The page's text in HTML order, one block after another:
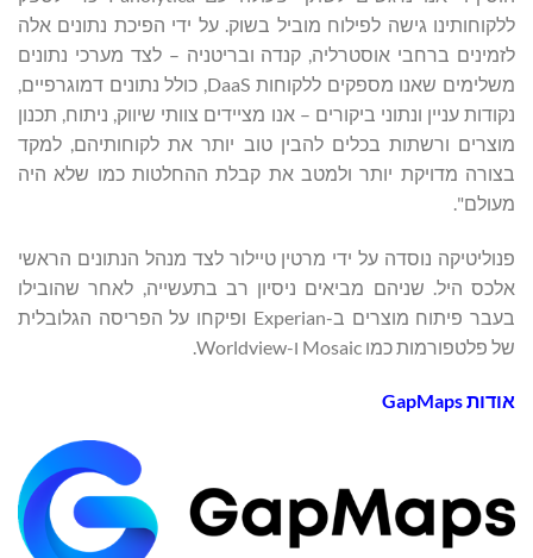
ללקוחותינו גישה לפילוח מוביל בשוק. על ידי הפיכת נתונים אלה
לזמינים ברחבי אוסטרליה, קנדה ובריטניה – לצד מערכי נתונים
משלימים שאנו מספקים ללקוחות DaaS, כולל נתונים דמוגרפיים,
נקודות עניין ונתוני ביקורים – אנו מציידים צוותי שיווק, ניתוח, תכנון
מוצרים ורשתות בכלים להבין טוב יותר את לקוחותיהם, למקד
בצורה מדויקת יותר ולמטב את קבלת ההחלטות כמו שלא היה
מעולם".
פנוליטיקה נוסדה על ידי מרטין טיילור לצד מנהל הנתונים הראשי
אלכס היל. שניהם מביאים ניסיון רב בתעשייה, לאחר שהובילו
בעבר פיתוח מוצרים ב-Experian ופיקחו על הפריסה הגלובלית
של פלטפורמות כמו Mosaic ו-Worldview.
אודות GapMaps